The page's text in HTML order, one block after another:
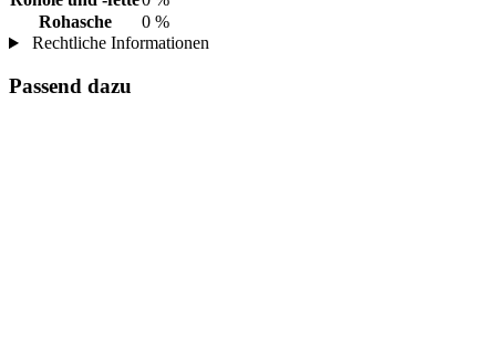
Rohasche
0 %
Rechtliche Informationen
Passend dazu